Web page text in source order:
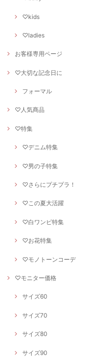
♡kids
♡ladies
お客様専用ページ
♡大切な記念日に
フォーマル
♡人気商品
♡特集
♡デニム特集
♡男の子特集
♡さらにプチプラ！
♡この夏大活躍
♡白ワンピ特集
♡お花特集
♡モノトーンコーデ
♡モニター価格
サイズ60
サイズ70
サイズ80
サイズ90